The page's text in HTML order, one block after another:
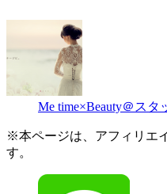
Me time×Beauty＠スタ
※本ページは、アフィリエ
す。